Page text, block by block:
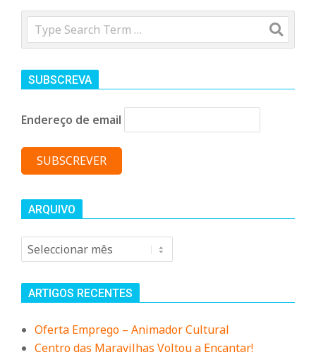
n
d
e
Search
SUBSCREVA
Endereço de email
ARQUIVO
Arquivo
ARTIGOS RECENTES
Oferta Emprego – Animador Cultural
Centro das Maravilhas Voltou a Encantar!